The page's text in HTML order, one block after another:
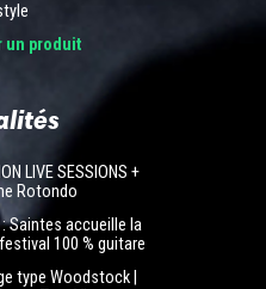
un produit
LIVE SESSIONS +
Rotondo
Saintes accueille la
100 % guitare
type Woodstock |